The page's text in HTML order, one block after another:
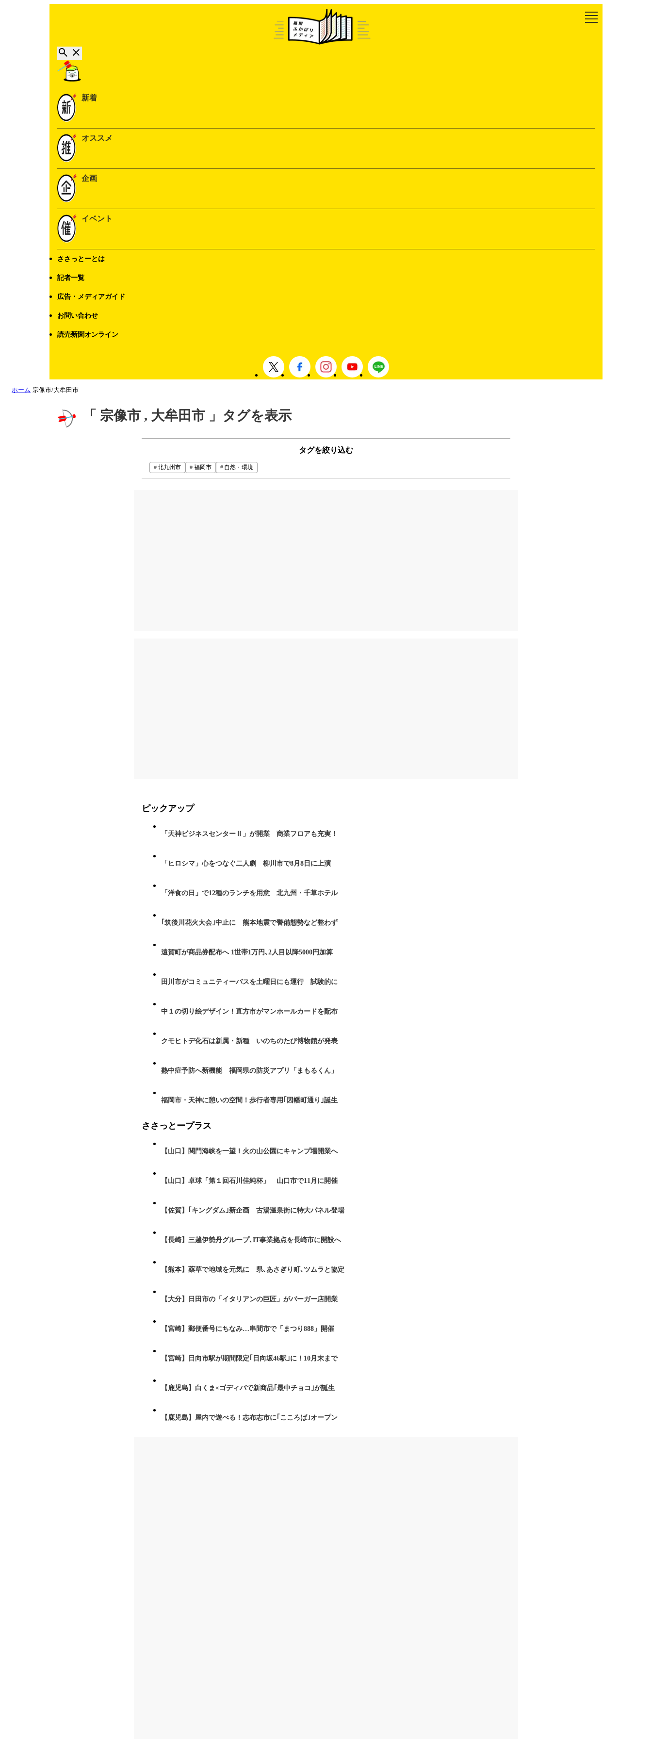
新着
オススメ
企画
イベント
ささっとーとは
記者一覧
広告・メディアガイド
お問い合わせ
読売新聞オンライン
ホーム 宗像市/大牟田市
「 宗像市 , 大牟田市 」タグを表示
タグを絞り込む
北九州市 福岡市 自然・環境
ピックアップ
「天神ビジネスセンターⅡ」が開業 商業フロアも充実！
「ヒロシマ」心をつなぐ二人劇 柳川市で8月8日に上演
「洋食の日」で12種のランチを用意 北九州・千草ホテル
｢筑後川花火大会｣中止に 熊本地震で警備態勢など整わず
遠賀町が商品券配布へ 1世帯1万円､2人目以降5000円加算
田川市がコミュニティーバスを土曜日にも運行 試験的に
中１の切り絵デザイン！直方市がマンホールカードを配布
クモヒトデ化石は新属・新種 いのちのたび博物館が発表
熱中症予防へ新機能 福岡県の防災アプリ「まもるくん」
福岡市・天神に憩いの空間！歩行者専用｢因幡町通り｣誕生
ささっとープラス
【山口】関門海峡を一望！火の山公園にキャンプ場開業へ
【山口】卓球「第１回石川佳純杯」 山口市で11月に開催
【佐賀】｢キングダム｣新企画 古湯温泉街に特大パネル登場
【長崎】三越伊勢丹グループ､IT事業拠点を長崎市に開設へ
【熊本】薬草で地域を元気に 県､あさぎり町､ツムラと協定
【大分】日田市の「イタリアンの巨匠」がバーガー店開業
【宮崎】郵便番号にちなみ…串間市で「まつり888」開催
【宮崎】日向市駅が期間限定｢日向坂46駅｣に！10月末まで
【鹿児島】白くま×ゴディバで新商品｢最中チョコ｣が誕生
【鹿児島】屋内で遊べる！志布志市に｢こころば｣オープン